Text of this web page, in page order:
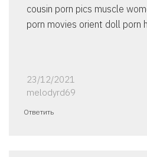
cousin porn pics muscle
porn movies orient doll porn
23/12/2021
melodyrd69
Ответить